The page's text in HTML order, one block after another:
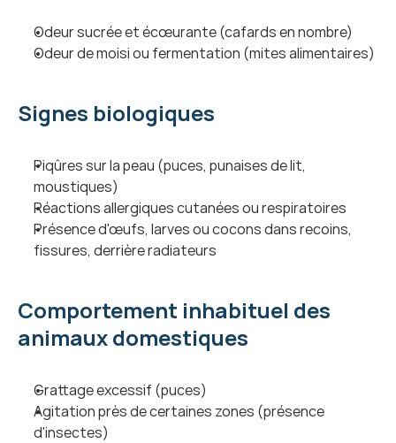
Odeur sucrée et écœurante (cafards en nombre)
Odeur de moisi ou fermentation (mites alimentaires)
Signes biologiques
Piqûres sur la peau (puces, punaises de lit,
moustiques)
Réactions allergiques cutanées ou respiratoires
Présence d'œufs, larves ou cocons dans recoins,
fissures, derrière radiateurs
Comportement inhabituel des
animaux domestiques
Grattage excessif (puces)
Agitation près de certaines zones (présence
d'insectes)